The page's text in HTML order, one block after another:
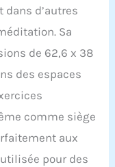
elle est
elle est
pour les
Cette boîte
Pilates
et de
Pilates sur
dans d’autres
Sa
de 62,6 x 38
des espaces
comme siège
aux
pour des